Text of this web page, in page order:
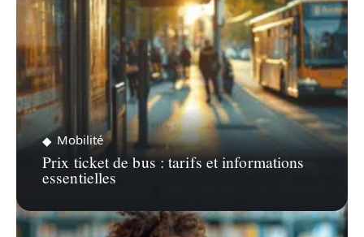
Mobilité
Prix ticket de bus : tarifs et informations
essentielles